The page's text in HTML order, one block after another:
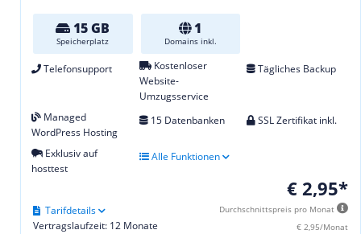
15 GB
Speicherplatz
1
Domains inkl.
Telefonsupport
Kostenloser
Website-
Umzugsservice
Tägliches Backup
Managed
WordPress Hosting
15 Datenbanken SSL Zertifikat inkl.
Exklusiv auf
hosttest
Alle Funktionen
€ 2,95*
Durchschnittspreis pro Monat
€ 2,95/Monat
Vertragslaufzeit: 12 Monate
Tarifdetails